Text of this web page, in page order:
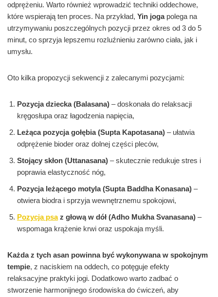
odprężeniu. Warto również wprowadzić techniki oddechowe,
które wspierają ten proces. Na przykład, Yin jogapolega na
utrzymywaniu poszczególnych pozycji przez okres od 3 do 5
minut, co sprzyja lepszemu rozluźnieniu zarówno ciała, jak i
umysłu.
Oto kilka propozycji sekwencji z zalecanymi pozycjami:
Pozycja dziecka (Balasana) – doskonała do relaksacji
kręgosłupa oraz łagodzenia napięcia,
Leżąca pozycja gołębia (Supta Kapotasana) – ułatwia
odprężenie bioder oraz dolnej części pleców,
Stojący skłon (Uttanasana) – skutecznie redukuje stres i
poprawia elastyczność nóg,
Pozycja leżącego motyla (Supta Baddha Konasana) –
otwiera biodra i sprzyja wewnętrznemu spokojowi,
Pozycja psaz głową w dół (Adho Mukha Svanasana) –
wspomaga krążenie krwi oraz uspokaja myśli.
Każda z tych asan powinna być wykonywana w spokojnym
tempie, z naciskiem na oddech, co potęguje efekty
relaksacyjne praktyki jogi. Dodatkowo warto zadbać o
stworzenie harmonijnego środowiska do ćwiczeń, aby